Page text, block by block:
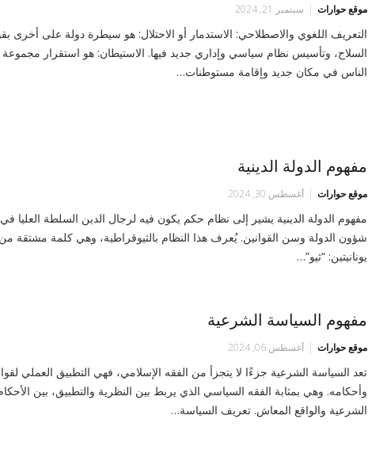
موقع حوارات سبتمبر 21, 2024
التعريف اللغوي والاصطلاحي: الاستدمار أو الاحتلال: هو سيطرة دولة على أخرى
السلاح، وتأسيس نظام سياسي وإداري جديد فيها. الاستيطان: هو استقرار
الناس في مكان جديد وإقامة مستوطنات…
مفهوم الدولة الدينية
موقع حوارات أغسطس 30, 2024
مفهوم الدولة الدينية يشير إلى نظام حكم يكون فيه لرجال الدين السلطة العليا في
شؤون الدولة وسن القوانين. يُعرف هذا النظام بالثيوقراطية، وهي كلمة مشتقة
يونانيتين: “ثيو”…
مفهوم السياسة الشرعية
موقع حوارات أغسطس 06, 2024
تعد السياسة الشرعية جزءًا لا يتجزأ من الفقه الإسلامي، فهي التطبيق العملي
وأحكامه. وهي بمثابة الفقه السياسي الذي يربط بين النظرية والتطبيق، بين
الشرعية والواقع المعاش. تعريف السياسة…